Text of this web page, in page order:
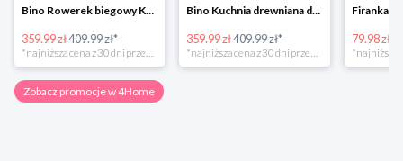
Bino Rowerek biegowy Krecik
359.99 zł409.99 zł*
Bino Kuchnia drewniana dla dzieci Provence
359.99 zł409.99 zł* 79.98 zł
Zobacz promocje w 4Home